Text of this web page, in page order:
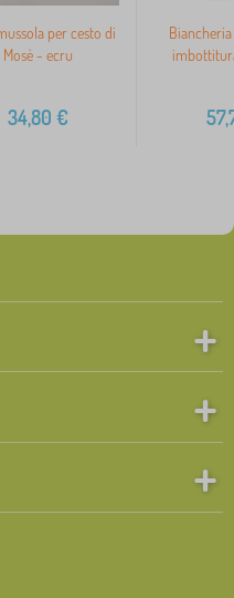
per cesto di
Mosè - ecru
34,80 €